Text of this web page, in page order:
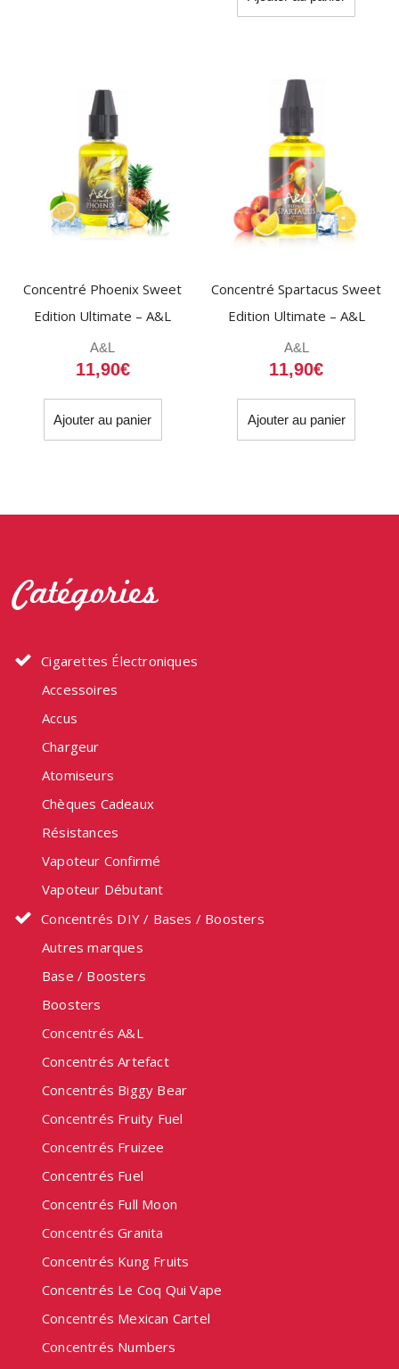
Concentré Phoenix Sweet
Edition Ultimate – A&L
A&L
11,90€
Ajouter au panier
Concentré Spartacus Sweet
Edition Ultimate – A&L
A&L
11,90€
Ajouter au panier
Catégories
Cigarettes Électroniques
Accessoires
Accus
Chargeur
Atomiseurs
Chèques Cadeaux
Résistances
Vapoteur Confirmé
Vapoteur Débutant
Concentrés DIY / Bases / Boosters
Autres marques
Base / Boosters
Boosters
Concentrés A&L
Concentrés Artefact
Concentrés Biggy Bear
Concentrés Fruity Fuel
Concentrés Fruizee
Concentrés Fuel
Concentrés Full Moon
Concentrés Granita
Concentrés Kung Fruits
Concentrés Le Coq Qui Vape
Concentrés Mexican Cartel
Concentrés Numbers